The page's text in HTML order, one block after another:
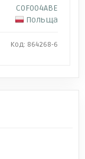
C0F004ABE
Польща
Код: 864268-6